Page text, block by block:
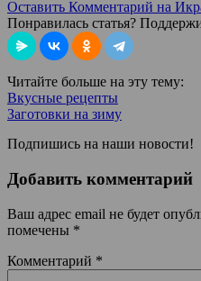
Оставить Комментарий на
Понравилась статья?
Читайте больше на эту тему:
Вкусные рецепты
Заготовки на зиму
Подпишись на наши новости!
Добавить комментарий
Ваш адрес email не будет
помечены *
Комментарий *